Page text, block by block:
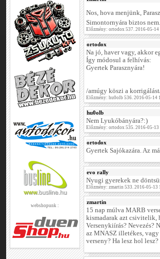
webshopunk :
Nos, hova menjünk,
Simontornyára biztos
Előzmény: ortodox 537. 2016-05-14
ortodox
Na jó, haver vagy, akkor
Így módosul a felhívás:
Gyertek Parasznyára!
/amúgy köszi a
Előzmény: hu0olb 536. 2016-05-14
hu0olb
Nem Lyukóbányára?:)
Előzmény: ortodox 535. 2016-05-13
ortodox
Gyertek Sajókazára. Az
evo rally
Nyugi gyerekek ne
Előzmény: zmartin 533. 2016-05-13
zmartin
15 nap múlva MARB
kismadarak azt csivitelik,
Versenykiírás? Nevezés?
az MNASZ illetékes,
verseny? Ha lesz hol